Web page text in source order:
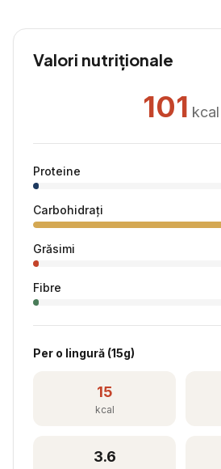
Valori nutriționale
101 kcal
Proteine
Carbohidrați
Grăsimi
Fibre
Per o lingură (15g)
15
kcal
3.6